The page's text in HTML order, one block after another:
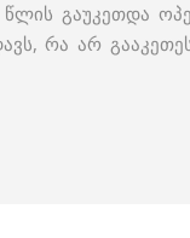
გაუკეთდა
რა არ